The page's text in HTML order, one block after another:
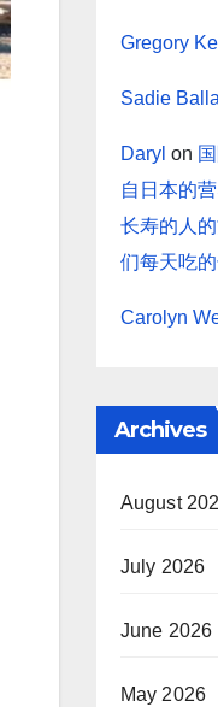
Gregory
Sadie
Daryl on
自日本的
长寿的人
们每天吃
Carolyn
Archives
August
July 2026
June 2026
May 2026